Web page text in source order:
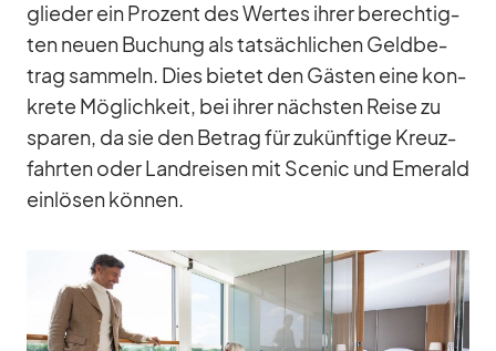
glie­der ein Pro­zent des Wer­tes ih­rer be­rech­tig­
ten neuen Bu­chung als tat­säch­li­chen Geld­be­
trag sam­meln. Dies bie­tet den Gäs­ten eine kon­
krete Mög­lich­keit, bei ih­rer nächs­ten Reise zu
spa­ren, da sie den Be­trag für zu­künf­tige Kreuz­
fahr­ten oder Land­rei­sen mit Scenic und Emer­ald
ein­lö­sen kön­nen.